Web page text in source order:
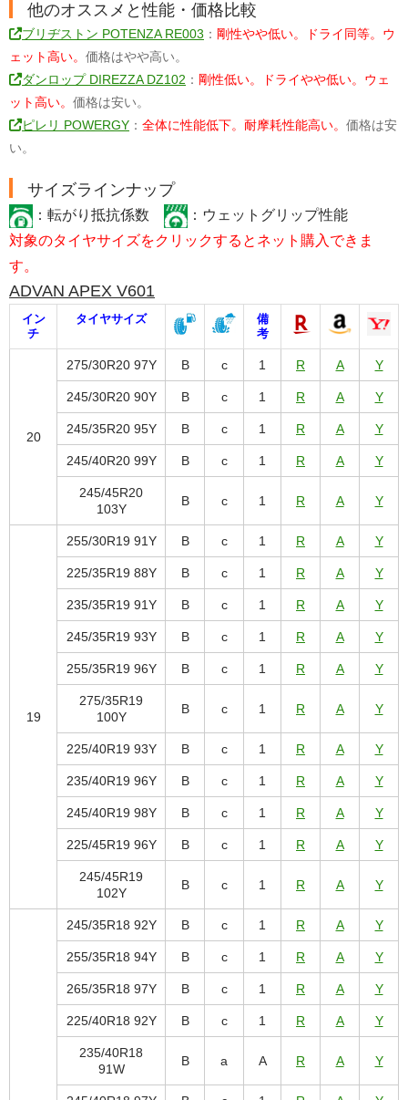
他のオススメと性能・価格比較
ブリヂストン POTENZA RE003 ： 剛性やや低い。ドライ同等。ウ
ェット高い。 価格はやや高い。
ダンロップ DIREZZA DZ102 ： 剛性低い。ドライやや低い。ウェ
ット高い。 価格は安い。
ピレリ POWERGY ： 全体に性能低下。耐摩耗性能高い。 価格は安
い。
サイズラインナップ
：転がり抵抗係数
：ウェットグリップ性能
対象のタイヤサイズをクリックするとネット購入できま
す。
ADVAN APEX V601
イン
チ
タイヤサイズ
備
考
20
275/30R20 97Y B c 1 R A Y
245/30R20 90Y B c 1 R A Y
245/35R20 95Y B c 1 R A Y
245/40R20 99Y B c 1 R A Y
245/45R20
103Y
B c 1 R A Y
19
255/30R19 91Y B c 1 R A Y
225/35R19 88Y B c 1 R A Y
235/35R19 91Y B c 1 R A Y
245/35R19 93Y B c 1 R A Y
255/35R19 96Y B c 1 R A Y
275/35R19
100Y
B c 1 R A Y
225/40R19 93Y B c 1 R A Y
235/40R19 96Y B c 1 R A Y
245/40R19 98Y B c 1 R A Y
225/45R19 96Y B c 1 R A Y
245/45R19
102Y
B c 1 R A Y
245/35R18 92Y B c 1 R A Y
255/35R18 94Y B c 1 R A Y
265/35R18 97Y B c 1 R A Y
225/40R18 92Y B c 1 R A Y
235/40R18
91W
B a A R A Y